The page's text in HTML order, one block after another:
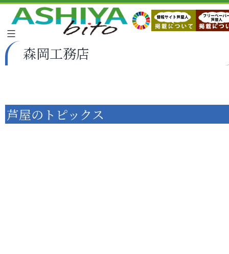
森岡工務店
芦屋のトピックス